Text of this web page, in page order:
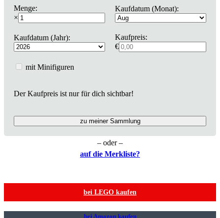
Menge:
×
Kaufdatum (Monat):
Kaufdatum (Jahr):
Kaufpreis:
€
Der Kaufpreis ist nur für dich sichtbar!
zu meiner Sammlung
mit Minifiguren
– oder –
auf die Merkliste?
bei LEGO kaufen
bei Amazon kaufen